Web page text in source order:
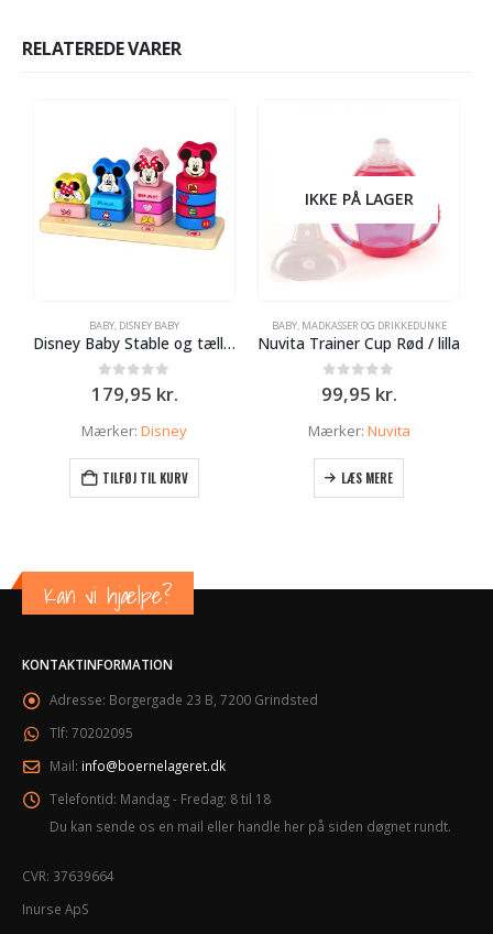
RELATEREDE VARER
BABY, DISNEY BABY
Disney Baby Stable og tælle legetøj træ
0ud af 5
179,95 kr.
Mærker: Disney
TILFØJ TIL KURV
IKKE PÅ LAGER
BABY, MADKASSER OG DRIKKEDUNKE
Nuvita Trainer Cup Rød / lilla
0 ud af 5
99,95 kr.
Mærker: Nuvita
LÆS MERE
Kan vi hjælpe?
KONTAKTINFORMATION
Adresse: Borgergade 23 B, 7200 Grindsted
Tlf: 70202095
Mail: info@boernelageret.dk
Telefontid: Mandag - Fredag: 8 til 18
Du kan sende os en mail eller handle her på siden døgnet rundt.
CVR: 37639664
Inurse ApS